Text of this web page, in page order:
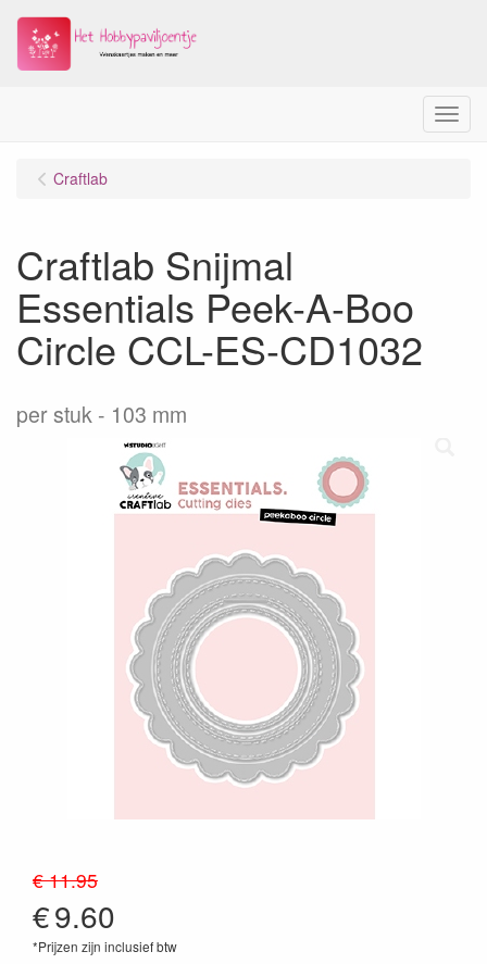
Menu
Craftlab
Craftlab Snijmal
Essentials Peek-A-Boo
Circle CCL-ES-CD1032
per stuk 103 mm
€ 11.95
€9.60
*Prijzen zijn inclusief btw